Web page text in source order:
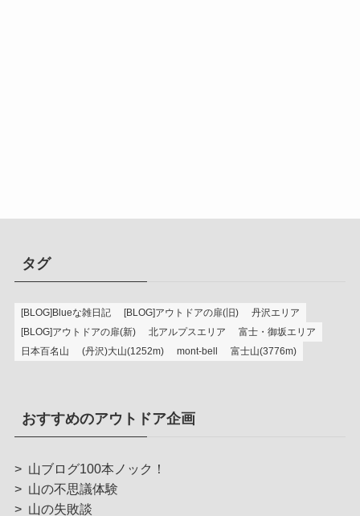
タグ
[BLOG]Blueな雑日記 [BLOG]アウトドアの扉(旧)
丹沢エリア
[BLOG]アウトドアの扉(新)
北アルプスエリア
富士・御坂エリア
日本百名山
(丹沢)大山(1252m) mont-bell 富士山(3776m)
おすすめのアウトドア企画
> 山ブログ100本ノック！
> 山の不思議体験
> 山の失敗談